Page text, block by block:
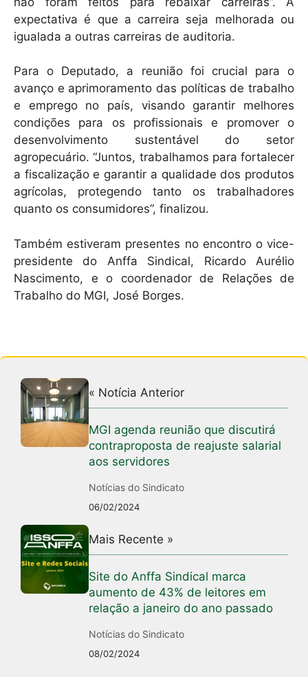
expectativa é que a carreira seja melhorada ou
igualada a outras carreiras de auditoria.
Para o Deputado, a reunião foi crucial para o
avanço e aprimoramento das políticas de trabalho
e emprego no país, visando garantir melhores
condições para os profissionais e promover o
desenvolvimento sustentável do setor
agropecuário. “Juntos, trabalhamos para fortalecer
a fiscalização e garantir a qualidade dos produtos
agrícolas, protegendo tanto os trabalhadores
quanto os consumidores”, finalizou.
Também estiveram presentes no encontro o vice-
presidente do Anffa Sindical, Ricardo Aurélio
Nascimento, e o coordenador de Relações de
Trabalho do MGI, José Borges.
« Notícia Anterior
MGI agenda reunião que discutirá
contraproposta de reajuste salarial
aos servidores
Notícias do Sindicato
06/02/2024
Mais Recente »
Site do Anffa Sindical marca
aumento de 43% de leitores em
relação a janeiro do ano passado
Notícias do Sindicato
08/02/2024